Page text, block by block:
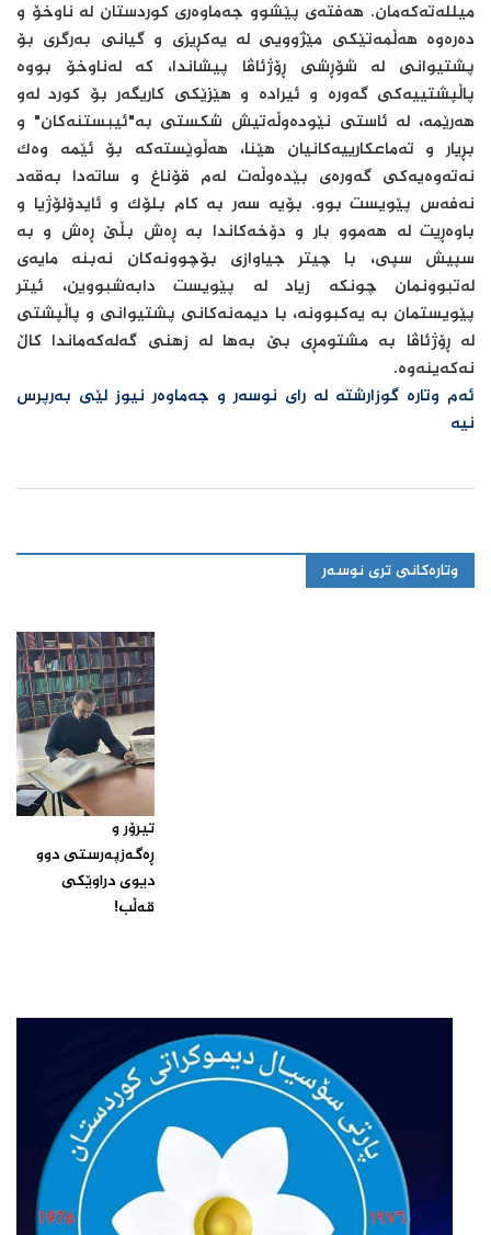
میللەتەکەمان. هەفتەی پێشوو جەماوەری کوردستان لە ناوخۆ و
دەرەوە هەڵمەتێکی مێژوویی لە یەکڕیزی و گیانی بەرگری بۆ
پشتیوانی لە شۆڕشی ڕۆژئاڤا پیشاندا، کە لەناوخۆ بووە
پاڵپشتییەکی گەورە و ئیرادە و هێزێکی کاریگەر بۆ کورد لەو
هەرێمە، لە ئاستی نێودەوڵەتیش شکستی بە"ئیبستنەکان" و
بڕیار و تەماعکارییەکانیان هێنا، هەڵوێستەکە بۆ ئێمە وەک
نەتەوەیەکی گەورەی بێدەوڵەت لەم قۆناغ و ساتەدا بەقەد
نەفەس پێویست بوو. بۆیە سەر بە کام بلۆک و ئایدۆلۆژیا و
باوەڕیت لە هەموو بار و دۆخەکاندا بە ڕەش بڵێ ڕەش و بە
سپیش سپی، با چیتر جیاوازی بۆچوونەکان نەبنە مایەی
لەتبوونمان چونکە زیاد لە پێویست دابەشبووین، ئیتر
پێویستمان بە یەکبوونە، با دیمەنەکانی پشتیوانی و پاڵپشتی
لە ڕۆژئاڤا بە مشتومڕی بێ بەها لە زهنی گەلەکەماندا کاڵ
نەکەینەوە.
ئەم وتارە گوزارشتە لە رای نوسەر و جەماوەر نیوز لێی بەرپرس
نیە
وتارەکانی تری نوسەر
تیرۆر و
ڕەگەزپەرستی دوو
دیوی دراوێکی
قەڵب!‌